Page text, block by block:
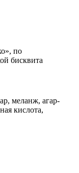
по
бисквита
меланж, агар-
кислота,